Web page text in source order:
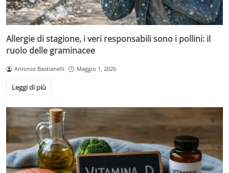
Allergie di stagione, i veri responsabili sono i pollini: il
ruolo delle graminacee
Antonio Bastianelli Maggio 1, 2026
Leggi di più